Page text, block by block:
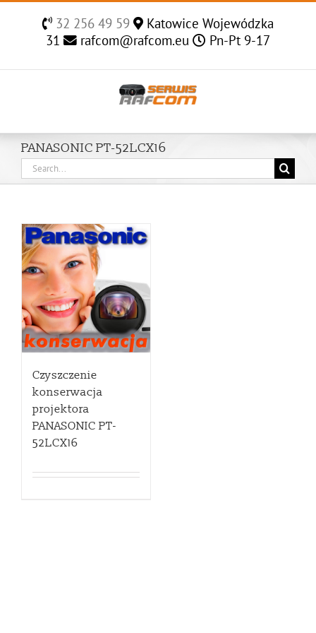
32 256 49 59
Katowice Wojewódzka
31
rafcom@rafcom.eu Pn-Pt 9-17
PANASONIC PT-52LCX16
Search
for:
Czyszczenie
konserwacja
projektora
PANASONIC PT-
52LCX16